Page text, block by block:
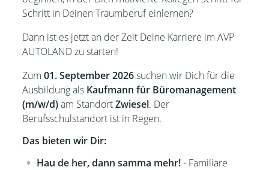
Schritt in Deinen Traumberuf einlernen?
Dann ist es jetzt an der Zeit Deine Karriere im AVP
AUTOLAND zu starten!
Zum01. September 2026suchen wir Dich für die
Ausbildung als Kaufmann für Büromanagement
(m/w/d)am StandortZwiesel. Der
Berufsschulstandort ist in Regen.
Das bieten wir Dir:
Hau de her, dann samma mehr!- Familiäre